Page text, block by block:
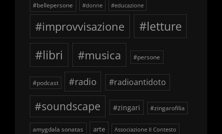
#bellepersone #donne #educazione
#improvvisazione
#letture
#libri
#musica #persone
#podcast #radio #radioantidoto
#soundscape #zingari #zingarofilia
amygdala sonatas arte Associazione Il Contesto